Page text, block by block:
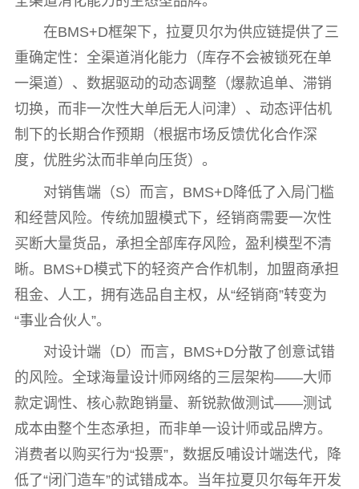
在BMS+D框架下，拉夏贝尔为供应链提供了三
重确定性：全渠道消化能力（库存不会被锁死在单
一渠道）、数据驱动的动态调整（爆款追单、滞销
切换，而非一次性大单后无人问津）、动态评估机
制下的长期合作预期（根据市场反馈优化合作深
度，优胜劣汰而非单向压货）。
对销售端（S）而言，BMS+D降低了入局门槛
和经营风险。传统加盟模式下，经销商需要一次性
买断大量货品，承担全部库存风险，盈利模型不清
晰。BMS+D模式下的轻资产合作机制，加盟商承担
租金、人工，拥有选品自主权，从“经销商”转变为
“事业合伙人”。
对设计端（D）而言，BMS+D分散了创意试错
的风险。全球海量设计师网络的三层架构——大师
款定调性、核心款跑销量、新锐款做测试——测试
成本由整个生态承担，而非单一设计师或品牌方。
消费者以购买行为“投票”，数据反哺设计端迭代，降
低了“闭门造车”的试错成本。当年拉夏贝尔每年开发